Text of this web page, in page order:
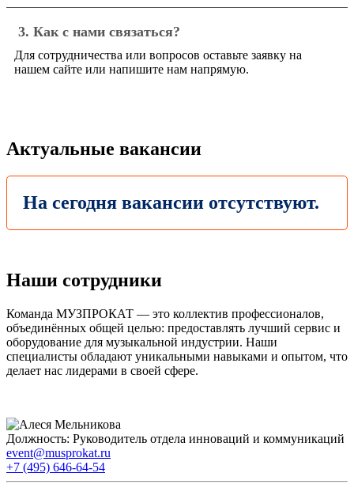
3. Как с нами связаться?
Для сотрудничества или вопросов оставьте заявку на
нашем сайте или напишите нам напрямую.
Актуальные вакансии
На сегодня вакансии отсутствуют.
Наши сотрудники
Команда МУЗПРОКАТ — это коллектив профессионалов,
объединённых общей целью: предоставлять лучший сервис и
оборудование для музыкальной индустрии. Наши
специалисты обладают уникальными навыками и опытом, что
делает нас лидерами в своей сфере.
Должность: Руководитель отдела инноваций и коммуникаций
event@musprokat.ru
+7 (495) 646-64-54